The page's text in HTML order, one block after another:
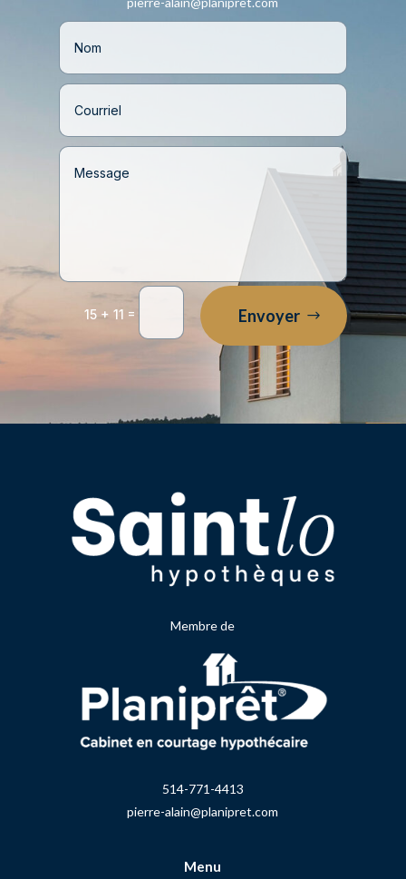
15 + 11 = Envoyer
Membre de
514-771-4413
pierre-alain@planipret.com
Menu